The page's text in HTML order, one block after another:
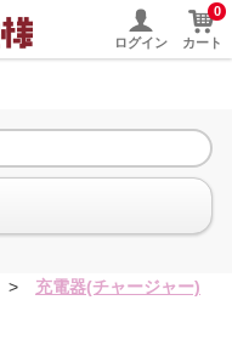
ログイン
0
カート
>
充電器(チャージャー)